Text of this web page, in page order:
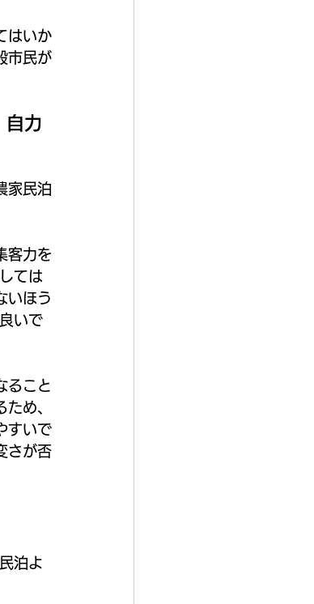
はいか
市民が
自力
家民泊
客力を
ては
いほう
いで
ること
め、
すいで
さが否
泊よ